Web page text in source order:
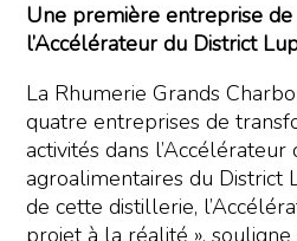
Une première entreprise
l’Accélérateur du District
La Rhumerie Grands
quatre entreprises de
activités dans l’Accélérateur
agroalimentaires du District
de cette distillerie,